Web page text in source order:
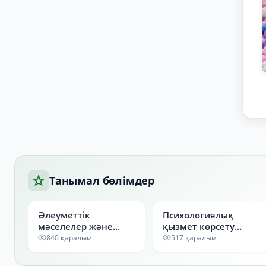
Танымал бөлімдер
Әлеуметтік
мәселелер және
жастар саясаты
840 қаралым
Психологиялық
қызмет көрсету
орталығы
517 қаралым